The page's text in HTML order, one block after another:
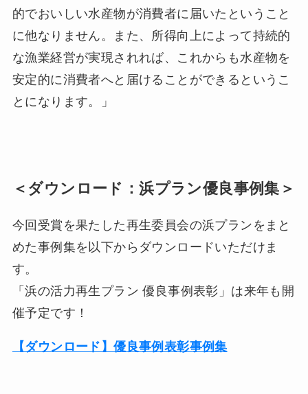
的でおいしい水産物が消費者に届いたということ
に他なりません。また、所得向上によって持続的
な漁業経営が実現されれば、これからも水産物を
安定的に消費者へと届けることができるというこ
とになります。」
＜ダウンロード：浜プラン優良事例集＞
今回受賞を果たした再生委員会の浜プランをまと
めた事例集を以下からダウンロードいただけま
す。
「浜の活力再生プラン 優良事例表彰」は来年も開
催予定です！
【ダウンロード】優良事例表彰事例集